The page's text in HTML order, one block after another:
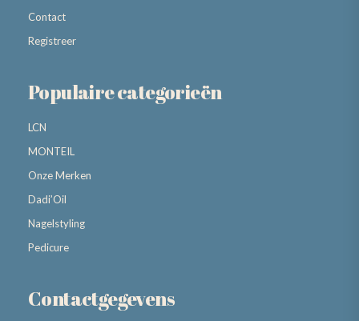
Contact
Registreer
Populaire categorieën
LCN
MONTEIL
Onze Merken
Dadi’Oil
Nagelstyling
Pedicure
Contactgegevens